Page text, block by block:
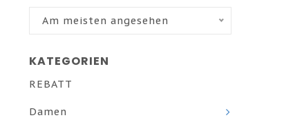
Am meisten angesehen
KATEGORIEN
REBATT
Damen